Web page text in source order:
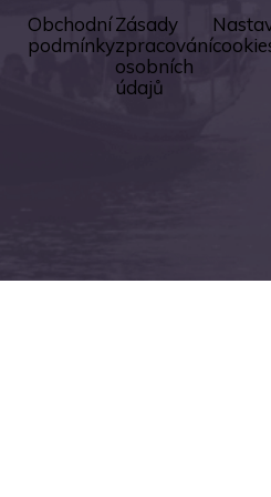
Obchodní
podmínky
Zásady
zpracování
osobních
údajů